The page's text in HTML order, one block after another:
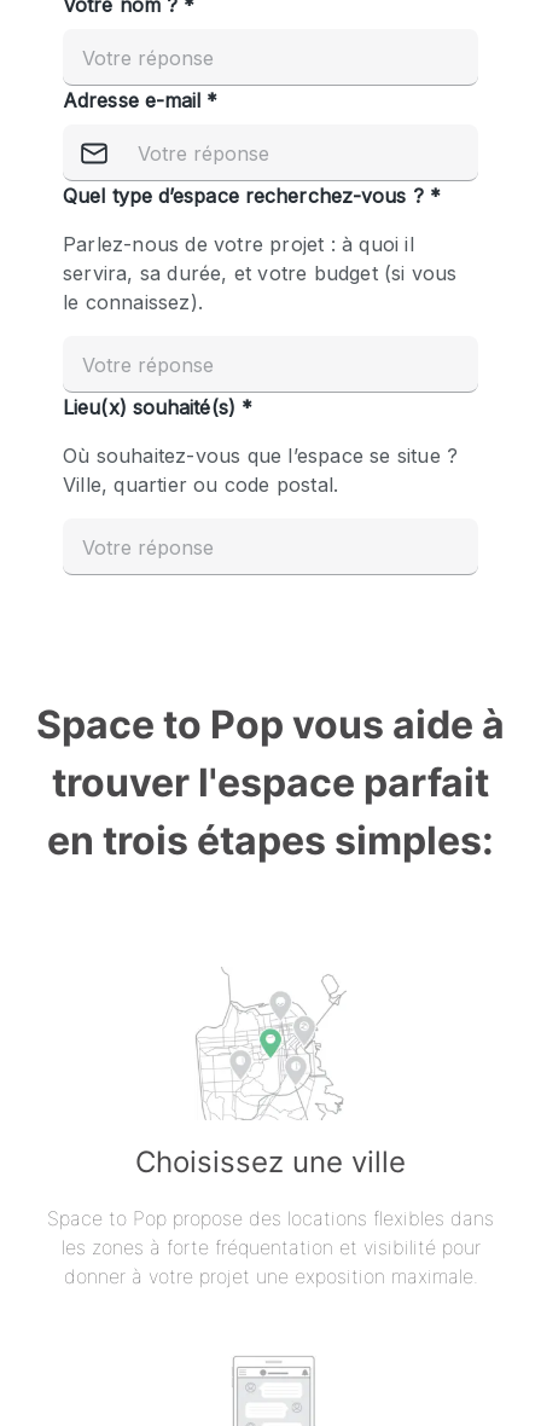
Space to Pop vous aide à
trouver l'espace parfait
en trois étapes simples:
Choisissez une ville
Space to Pop propose des locations flexibles dans
les zones à forte fréquentation et visibilité pour
donner à votre projet une exposition maximale.